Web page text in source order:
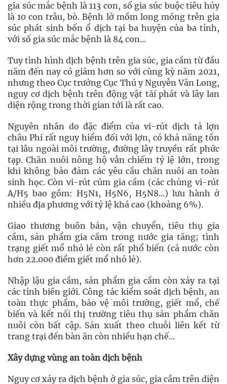
gia súc mắc bệnh là 113 con, số gia súc buộc tiêu hủy
là 10 con trâu, bò. Bệnh lở mồm long móng trên gia
súc phát sinh bốn ổ dịch tại ba huyện của ba tỉnh,
với số gia súc mắc bệnh là 84 con…
Tuy tình hình dịch bệnh trên gia súc, gia cầm từ đầu
năm đến nay có giảm hơn so với cùng kỳ năm 2021,
nhưng theo Cục trưởng Cục Thú y Nguyễn Văn Long,
nguy cơ dịch bệnh trên động vật tái phát và lây lan
diện rộng trong thời gian tới là rất cao.
Nguyên nhân do đặc điểm của vi-rút dịch tả lợn
châu Phi rất nguy hiểm đối với lợn, có khả năng tồn
tại lâu ngoài môi trường, đường lây truyền rất phức
tạp. Chăn nuôi nông hộ vẫn chiếm tỷ lệ lớn, trong
khi không bảo đảm các yêu cầu chăn nuôi an toàn
sinh học. Còn vi-rút cúm gia cầm (các chủng vi-rút
A/H5 bao gồm: H5N1, H5N6, H5N8...) lưu hành ở
nhiều địa phương với tỷ lệ khá cao (khoảng 6%).
Giao thương buôn bán, vận chuyển, tiêu thụ gia
cầm, sản phẩm gia cầm trong nước gia tăng; tình
trạng giết mổ nhỏ lẻ còn rất phổ biến (cả nước còn
hơn 22.000 điểm giết mổ nhỏ lẻ).
Nhập lậu gia cầm, sản phẩm gia cầm còn xảy ra tại
các tỉnh biên giới. Công tác kiểm soát dịch bệnh, an
toàn thực phẩm, bảo vệ môi trường, giết mổ, chế
biến và kết nối thị trường tiêu thụ sản phẩm chăn
nuôi còn bất cập. Sản xuất theo chuỗi liên kết từ
trang trại đến bàn ăn còn nhiều hạn chế...
Xây dựng vùng an toàn dịch bệnh
Nguy cơ xảy ra dịch bệnh ở gia súc, gia cầm trên diện